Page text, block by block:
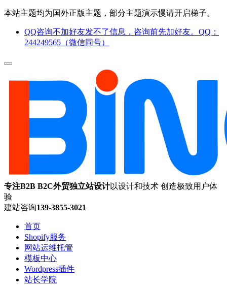
本站主题均为国外正版主题，部分主题演示慢请开启梯子。
QQ咨询不加好友发不了信息，咨询前先加好友。QQ：
244249565（微信同号）
专注B2B B2C外贸独立站设计以设计和技术 创造极致用户体
验
建站咨询139-3855-3021
首页
Shopify服务
网站运维托管
模板中心
Wordpress插件
站长学院